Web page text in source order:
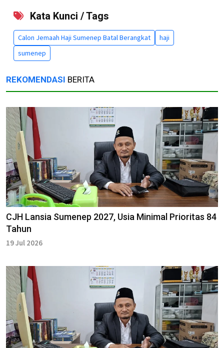
Kata Kunci / Tags
Calon Jemaah Haji Sumenep Batal Berangkat
haji
sumenep
REKOMENDASI BERITA
CJH Lansia Sumenep 2027, Usia Minimal Prioritas 84
Tahun
19 Jul 2026